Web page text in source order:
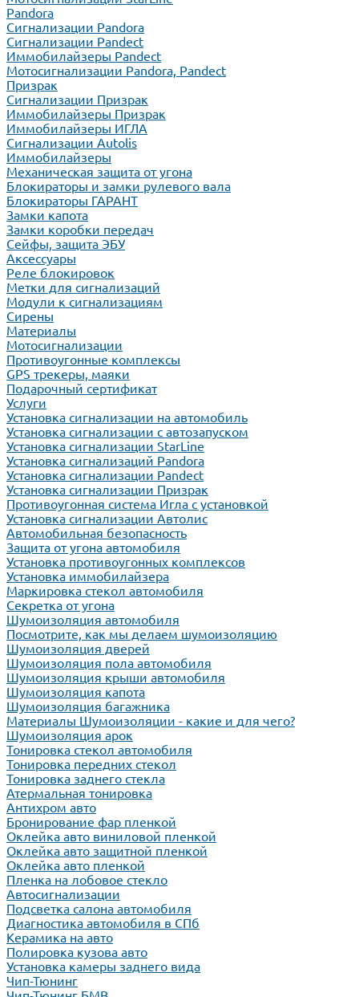
Pandora
Сигнализации Pandora
Сигнализации Pandect
Иммобилайзеры Pandect
Мотосигнализации Pandora, Pandect
Призрак
Сигнализации Призрак
Иммобилайзеры Призрак
Иммобилайзеры ИГЛА
Сигнализации Autolis
Иммобилайзеры
Механическая защита от угона
Блокираторы и замки рулевого вала
Блокираторы ГАРАНТ
Замки капота
Замки коробки передач
Сейфы, защита ЭБУ
Аксессуары
Реле блокировок
Метки для сигнализаций
Модули к сигнализациям
Сирены
Материалы
Мотосигнализации
Противоугонные комплексы
GPS трекеры, маяки
Подарочный сертификат
Услуги
Установка сигнализации на автомобиль
Установка сигнализации с автозапуском
Установка сигнализации StarLine
Установка сигнализаций Pandora
Установка сигнализации Pandect
Установка сигнализации Призрак
Противоугонная система Игла с установкой
Установка сигнализации Автолис
Автомобильная безопасность
Защита от угона автомобиля
Установка противоугонных комплексов
Установка иммобилайзера
Маркировка стекол автомобиля
Секретка от угона
Шумоизоляция автомобиля
Посмотрите, как мы делаем шумоизоляцию
Шумоизоляция дверей
Шумоизоляция пола автомобиля
Шумоизоляция крыши автомобиля
Шумоизоляция капота
Шумоизоляция багажника
Материалы Шумоизоляции - какие и для чего?
Шумоизоляция арок
Тонировка стекол автомобиля
Тонировка передних стекол
Тонировка заднего стекла
Атермальная тонировка
Антихром авто
Бронирование фар пленкой
Оклейка авто виниловой пленкой
Оклейка авто защитной пленкой
Оклейка авто пленкой
Пленка на лобовое стекло
Автосигнализации
Подсветка салона автомобиля
Диагностика автомобиля в СПб
Керамика на авто
Полировка кузова авто
Установка камеры заднего вида
Чип-Тюнинг